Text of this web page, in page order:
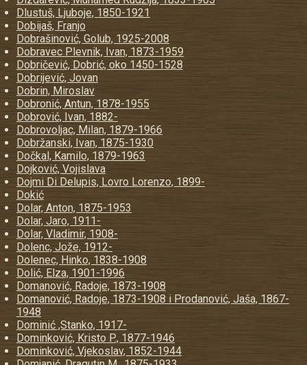
Dlustuš, Ljuboje, 1850-1921
Dobijaš, Franjo
Dobrašinović, Golub, 1925-2008
Dobravec Plevnik, Ivan, 1873-1959
Dobričević, Dobrić, oko 1450-1528
Dobrijević, Jovan
Dobrin, Miroslav
Dobronić, Antun, 1878-1955
Dobrović, Ivan, 1882-
Dobrovoljac, Milan, 1879-1966
Dobržanski, Ivan, 1875-1930
Dočkal, Kamilo, 1879-1963
Dojković, Vojislava
Dojmi Di Delupis, Lovro Lorenzo, 1899-
Dokić
Dolar, Anton, 1875-1953
Dolar, Jaro, 1911-
Dolar, Vladimir, 1908-
Dolenc, Jože, 1912-
Dolenec, Hinko, 1838-1908
Dolić, Elza, 1901-1996
Domanović, Radoje, 1873-1908
Domanović, Radoje, 1873-1908 i Prodanović, Jaša, 1867-
1948
Dominić ,Stanko, 1917-
Dominković, Kristo P., 1877-1946
Dominković, Vjekoslav, 1852-1944